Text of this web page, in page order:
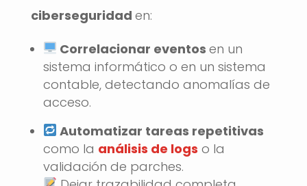
ciberseguridad en:
Correlacionar eventosen un
sistema informático o en un sistema
contable, detectando anomalías de
acceso.
Automatizar tareas repetitivas
como la análisis de logs o la
validación de parches.